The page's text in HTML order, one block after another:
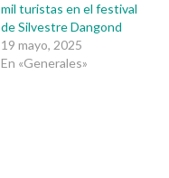
mil turistas en el festival
de Silvestre Dangond
19 mayo, 2025
En «Generales»